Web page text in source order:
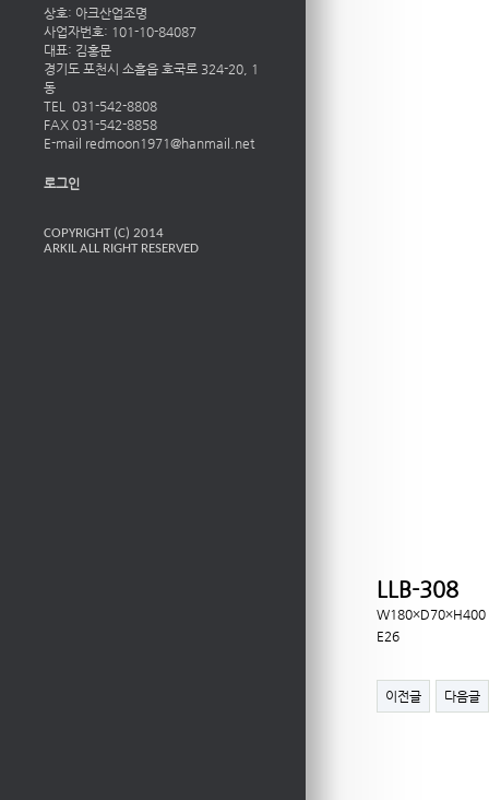
상호: 아크산업조명
사업자번호: 101-10-84087
대표: 김홍문
경기도 포천시 소흘읍 호국로 324-20, 1
동
TEL 031-542-8808
FAX 031-542-8858
E-mail redmoon1971@hanmail.net
로그인
COPYRIGHT (C) 2014
ARKIL ALL RIGHT RESERVED
LLB-308
W180×D70×H400
E26
이전글 다음글